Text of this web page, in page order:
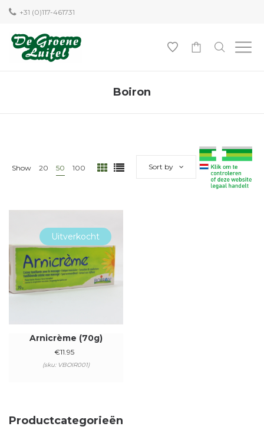
+31 (0)117-461731
Boiron
Show 20 50 100 Sort by
Uitverkocht
Arnicrème (70g)
€11.95
(sku: VBOIR001)
Productcategorieën